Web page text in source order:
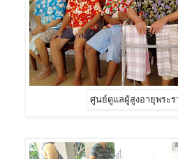
ศูนย์ดูแลผู้สูงอายุพระร